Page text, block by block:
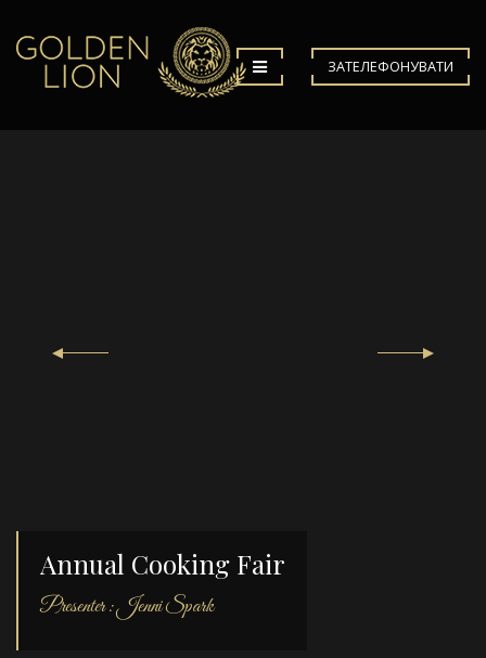
ЗАТЕЛЕФОНУВАТИ
Annual Cooking Fair
Presenter : Jenni Spark